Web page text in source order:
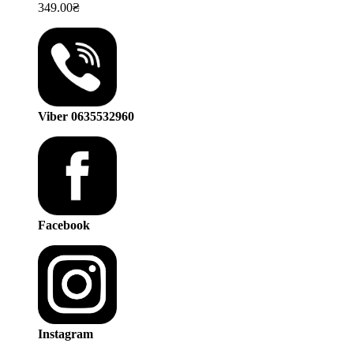
349.00₴
Viber 0635532960
Facebook
Instagram